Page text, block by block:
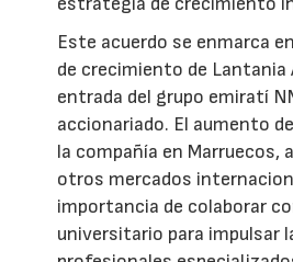
Este acuerdo se enmarca
de crecimiento de Lantania
entrada del grupo emiratí
accionariado. El aumento
la compañía en Marruecos,
otros mercados
importancia de colaborar
universitario para impulsar